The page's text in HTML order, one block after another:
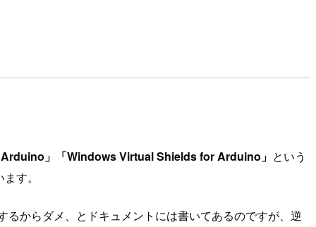
」「Windows Virtual Shields for Arduino」 という
す。
からダメ、とドキュメントには書いてあるのですが、逆